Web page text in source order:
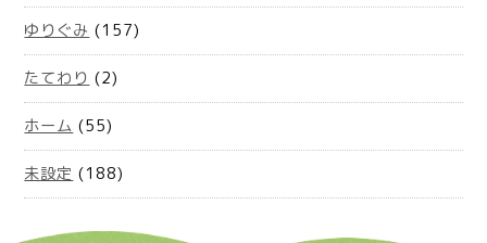
ゆりぐみ (157)
たてわり (2)
ホーム (55)
未設定 (188)